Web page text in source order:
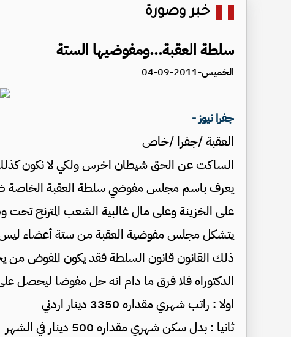
خبر وصورة
سلطة العقبة...ومفوضيها الستة
الخميس-2011-09-04
جفرا نيوز -
العقبة /جفرا /خاص
الساكت عن الحق شيطان اخرس ولكي لا نكون كذلك
يعرف باسم مجلس مفوضي سلطة العقبة الخاصة
على الخزينة وعلى مال غالبية الشعب المترنح تحت
يتشكل مجلس مفوضية العقبة من ستة أعضاء ليس
ذلك القانون قانون السلطة فقد يكون المفوض من
الدكتوراه فلا فرق ما دام انه حل مفوضا ليحصل على
اولا : راتب شهري مقداره 3350 دينار اردني
ثانيا : بدل سكن شهري مقداره 500 دينار في الشهر